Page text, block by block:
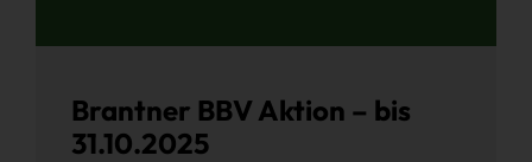
Brantner BBV Aktion – bis
31.10.2025